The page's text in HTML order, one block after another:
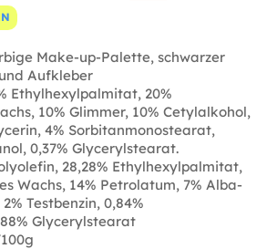
Make-up-Palette, schwarzer
Aufkleber
Ethylhexylpalmitat, 20%
10% Glimmer, 10% Cetylalkohol,
4% Sorbitanmonostearat,
0,37% Glycerylstearat.
28,28% Ethylhexylpalmitat,
Wachs, 14% Petrolatum, 7% Alba-
Testbenzin, 0,84%
Glycerylstearat